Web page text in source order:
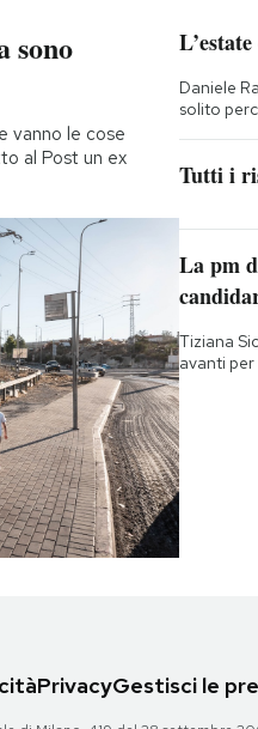
sono
vanno le cose
al Post un ex
Daniele
solito
Tutti i
La pm
Tiziana
avanti per
PrivacyGestisci le